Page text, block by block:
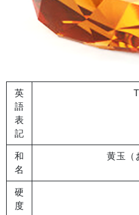
英
語
表
記
和
名
黄玉（
硬
度